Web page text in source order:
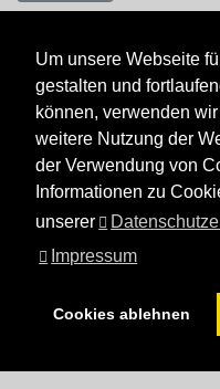
Um unsere Webseite
gestalten und
können, verwenden
weitere Nutzung der
der Verwendung von
Informationen zu
unserer
Impressum
Cookies ablehnen